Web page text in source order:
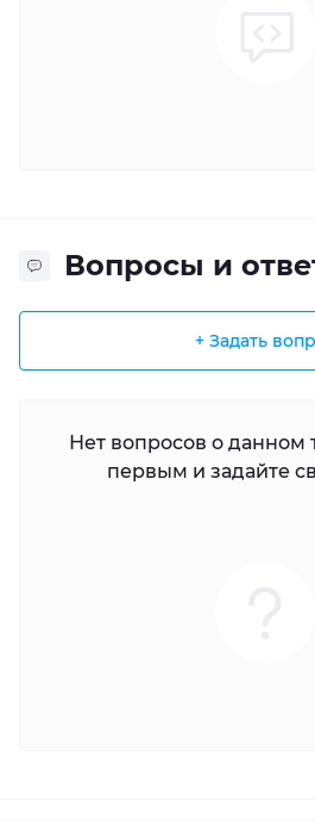
Вопросы и
+ Задать
Нет вопросов о данном
первым и задайте